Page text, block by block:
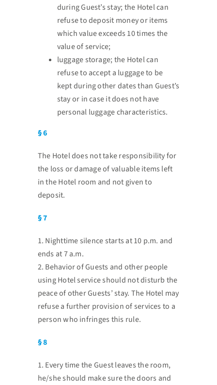
during Guest’s stay; the Hotel can
refuse to deposit money oritems
which value exceeds 10 times the
value of service;
luggage storage; the Hotel can
refuse to accept a luggage to be
kept during other dates than Guest’s
stay or in case it does not have
personal luggage characteristics.
§ 6
The Hotel does not take responsibility for
the loss or damage of valuable items left
in the Hotel room and not given to
deposit.
§ 7
1. Nighttime silence starts at 10 p.m. and
ends at 7 a.m.
2. Behavior of Guests and other people
using Hotel service should not disturb the
peace of otherGuests’ stay. The Hotel may
refuse a further provision of services to a
person who infringes this rule.
§ 8
1. Every time the Guest leaves the room,
he/she should make sure the doors and